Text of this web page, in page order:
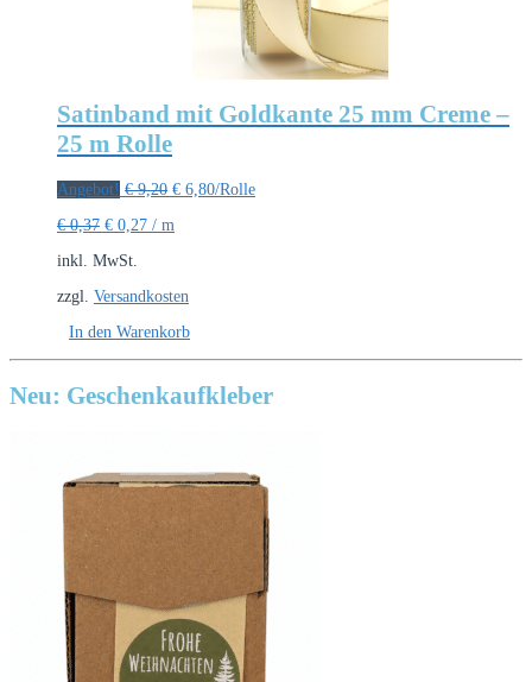
Satinband mit Goldkante 25 mm Creme –
25 m Rolle
Angebot! €9,20 Ursprünglicher
war:
€ 6,80Aktueller
/Rolle
€0,37 € 0,27 / m
inkl. MwSt.
zzgl. Versandkosten
In den Warenkorb
Neu: Geschenkaufkleber